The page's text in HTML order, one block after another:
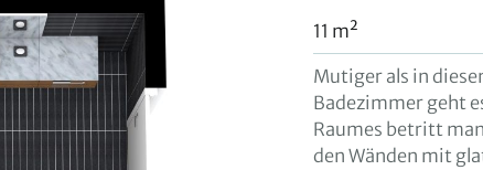
11 m²
Mutiger als in
Badezimmer geht
Raumes betritt
den Wänden mit